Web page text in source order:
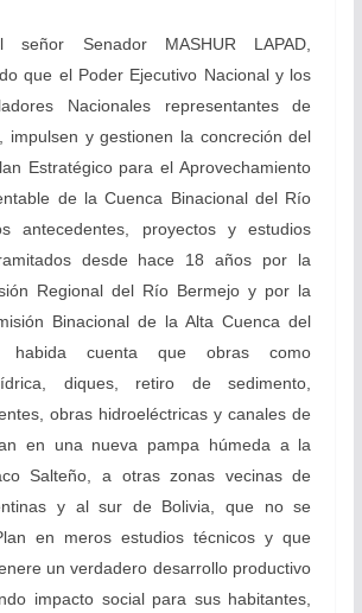
señor Senador MASHUR LAPAD,
que el Poder Ejecutivo Nacional y los
Nacionales representantes de
impulsen y gestionen la concreción del
Estratégico para el Aprovechamiento
de la Cuenca Binacional del Río
antecedentes, proyectos y estudios
desde hace 18 años por la
Regional del Río Bermejo y por la
Binacional de la Alta Cuenca del
habida cuenta que obras como
diques, retiro de sedimento,
obras hidroeléctricas y canales de
en una nueva pampa húmeda a la
Salteño, a otras zonas vecinas de
y al sur de Bolivia, que no se
en meros estudios técnicos y que
un verdadero desarrollo productivo
impacto social para sus habitantes,